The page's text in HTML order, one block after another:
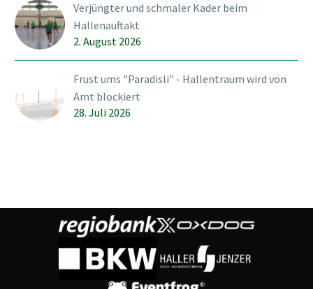
zur knapp. Dieses besitzt
in den…
Verjüngter und schmaler Kader beim
Hallenauftakt
2. August 2026
Frust ums "Paradisli" - Hallentraum wird von
Amt blockiert
28. Juli 2026